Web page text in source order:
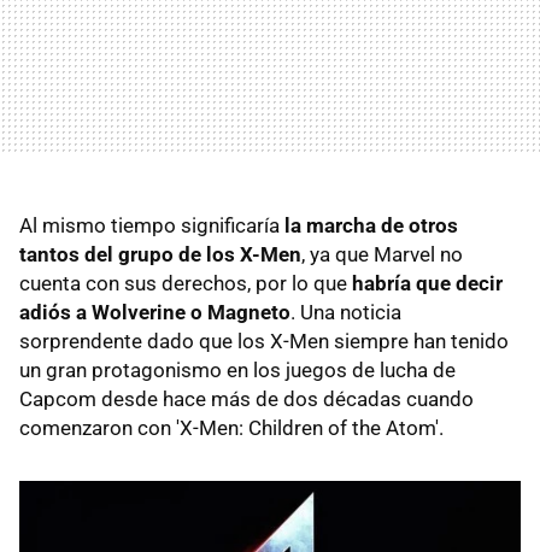
Al mismo tiempo significaría la marcha de otros
tantos del grupo de los X-Men, ya que Marvel no
cuenta con sus derechos, por lo que habría que decir
adiós a Wolverine o Magneto. Una noticia
sorprendente dado que los X-Men siempre han tenido
un gran protagonismo en los juegos de lucha de
Capcom desde hace más de dos décadas cuando
comenzaron con 'X-Men: Children of the Atom'.